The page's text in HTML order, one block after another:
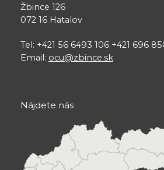
Žbince 126
072 16 Hatalov
Tel: +421 56 6493 106 +421 696
Email: ocu@zbince.sk
Nájdete nás